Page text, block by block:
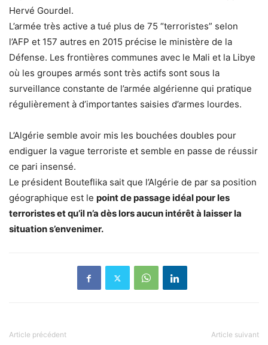
Hervé Gourdel.
L’armée très active a tué plus de 75 “terroristes” selon
l’AFP et 157 autres en 2015 précise le ministère de la
Défense. Les frontières communes avec le Mali et la Libye
où les groupes armés sont très actifs sont sous la
surveillance constante de l’armée algérienne qui pratique
régulièrement à d’importantes saisies d’armes lourdes.
L’Algérie semble avoir mis les bouchées doubles pour
endiguer la vague terroriste et semble en passe de réussir
ce pari insensé.
Le président Bouteflika sait que l’Algérie de par sa position
géographique est le point de passage idéal pour les
terroristes et qu’il n’a dès lors aucun intérêt à laisser la
situation s’envenimer.
Article précédent Article suivant